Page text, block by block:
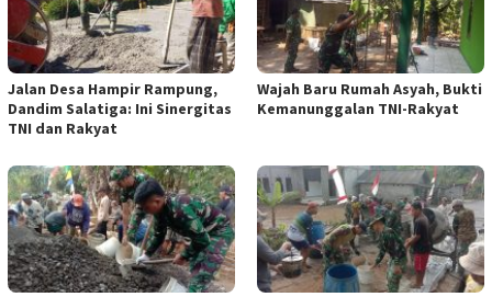
Jalan Desa Hampir Rampung,
Dandim Salatiga: Ini Sinergitas
TNI dan Rakyat
Wajah Baru Rumah Asyah, Bukti
Kemanunggalan TNI-Rakyat